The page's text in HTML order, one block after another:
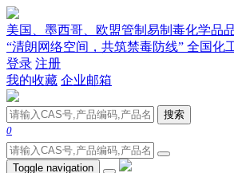
美国、墨西哥、欧盟管制易制毒化学品
“清朗网络空间，共筑禁毒防线” 全国化
登录 注册
我的收藏 企业邮箱
搜索
0
Toggle navigation